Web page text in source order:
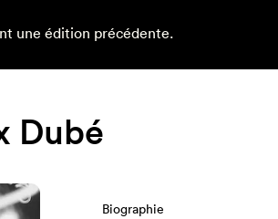
une édition précédente.
Dubé
Biographie